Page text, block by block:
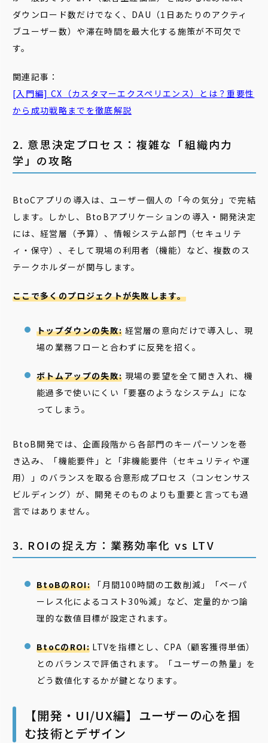
ダウンロード数だけでなく、DAU（1日あたりのアクティ
ブユーザー数）や滞在時間を最大化する施策が不可欠で
す。
関連記事：
[入門編] CX（カスタマーエクスペリエンス）とは？重要性
から成功戦略までを徹底解説
2. 意思決定プロセス：複雑な「組織内力
学」の攻略
BtoCアプリの導入は、ユーザー個人の「今の気分」で完結
します。しかし、BtoBアプリケーションの導入・開発決定
には、経営層（予算）、情報システム部門（セキュリテ
ィ・保守）、そして現場の利用者（機能）など、複数のス
テークホルダーが関与します。
ここで多くのプロジェクトが失敗します。
トップダウンの失敗: 経営層の意向だけで導入し、現
場の業務フローと合わずに反発を招く。
ボトムアップの失敗: 現場の要望を全て聞き入れ、機
能過多で使いにくい「要塞のようなシステム」にな
ってしまう。
BtoB開発では、企画段階から各部門のキーパーソンを巻
き込み、「機能要件」と「非機能要件（セキュリティや運
用）」のバランスを取る合意形成プロセス（コンセンサス
ビルディング）が、開発そのものよりも重要と言っても過
言ではありません。
3. ROIの捉え方：業務効率化 vs LTV
BtoBのROI:「月間100時間の工数削減」「ペーパ
ーレス化によるコスト30%減」など、定量的かつ論
理的な数値目標が設定されます。
BtoCのROI:LTVを指標とし、CPA（顧客獲得単価）
とのバランスで評価されます。「ユーザーの熱量」を
どう数値化するかが鍵となります。
【開発・UI/UX編】ユーザーの心を掴
む技術とデザイン